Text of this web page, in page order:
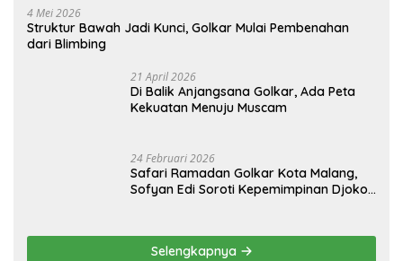
4 Mei 2026
Struktur Bawah Jadi Kunci, Golkar Mulai Pembenahan
dari Blimbing
21 April 2026
Di Balik Anjangsana Golkar, Ada Peta
Kekuatan Menuju Muscam
24 Februari 2026
Safari Ramadan Golkar Kota Malang,
Sofyan Edi Soroti Kepemimpinan Djoko
Selengkapnya